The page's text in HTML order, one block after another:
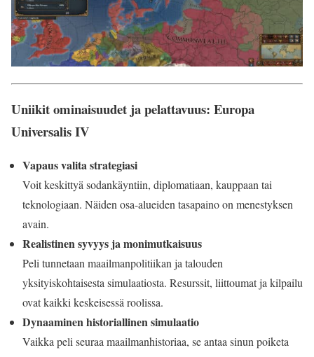
Uniikit ominaisuudet ja pelattavuus: Europa
Universalis IV
Vapaus valita strategiasi
Voit keskittyä sodankäyntiin, diplomatiaan, kauppaan tai
teknologiaan. Näiden osa-alueiden tasapaino on menestyksen
avain.
Realistinen syvyys ja monimutkaisuus
Peli tunnetaan maailmanpolitiikan ja talouden
yksityiskohtaisesta simulaatiosta. Resurssit, liittoumat ja kilpailu
ovat kaikki keskeisessä roolissa.
Dynaaminen historiallinen simulaatio
Vaikka peli seuraa maailmanhistoriaa, se antaa sinun poiketa